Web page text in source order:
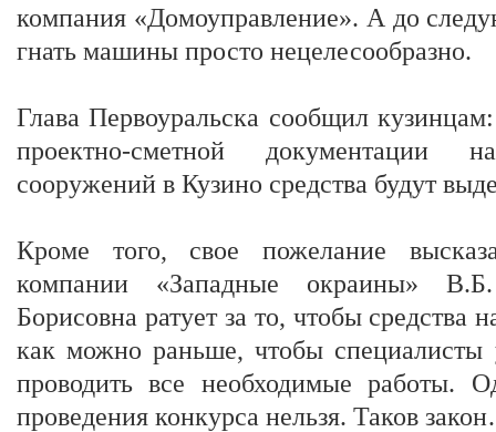
компания «Домоуправление». А до
гнать машины просто нецелесообразно.
Глава Первоуральска сообщил
проектно-сметной документации
сооружений в Кузино средства будут
Кроме того, свое пожелание
компании «Западные окраины»
Борисовна ратует за то, чтобы средства
как можно раньше, чтобы специалисты
проводить все необходимые работы.
проведения конкурса нельзя. Таков